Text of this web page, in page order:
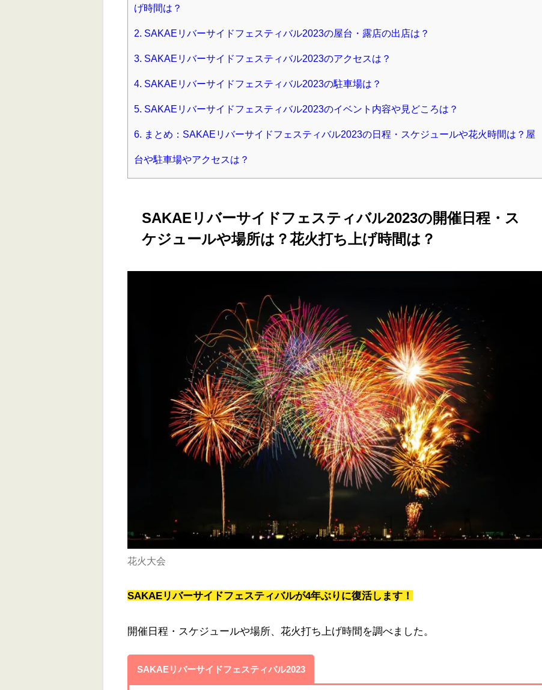
げ時間は？
2. SAKAEリバーサイドフェスティバル2023の屋台・露店の出店は？
3. SAKAEリバーサイドフェスティバル2023のアクセスは？
4. SAKAEリバーサイドフェスティバル2023の駐車場は？
5. SAKAEリバーサイドフェスティバル2023のイベント内容や見どころは？
6. まとめ：SAKAEリバーサイドフェスティバル2023の日程・スケジュールや花火時間は？屋
台や駐車場やアクセスは？
SAKAEリバーサイドフェスティバル2023の開催日程・ス
ケジュールや場所は？花火打ち上げ時間は？
花火大会
SAKAEリバーサイドフェスティバルが4年ぶりに復活します！
開催日程・スケジュールや場所、花火打ち上げ時間を調べました。
SAKAEリバーサイドフェスティバル2023